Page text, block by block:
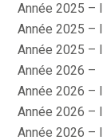
Année 2025 –
Année 2025 –
Année 2025 –
Année 2026 –
Année 2026 –
Année 2026 –
Année 2026 –